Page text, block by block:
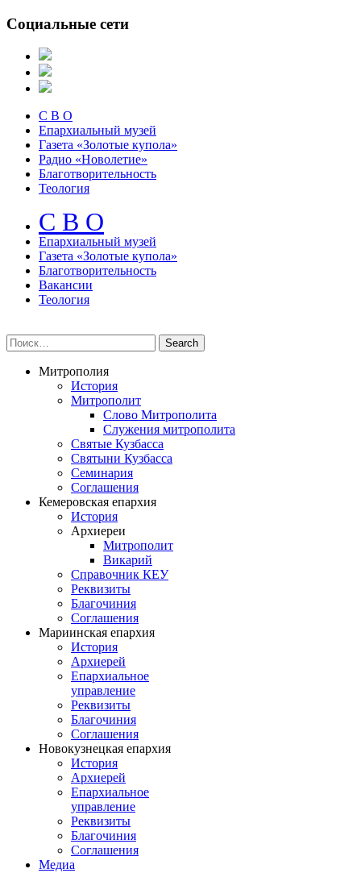
Социальные сети
С В О
Епархиальный музей
Газета «Золотые купола»
Радио «Новолетие»
Благотворительность
Теология
С В О
Епархиальный музeй
Газета «Золотые купола»
Благотворительность
Вакансии
Теология
Митрополия
История
Митрополит
Слово Митрополита
Служения митрополита
Святые Кузбасса
Святыни Кузбасса
Семинария
Соглашения
Кемеровская епархия
История
Архиереи
Митрополит
Викарий
Справочник КЕУ
Реквизиты
Благочиния
Соглашения
Мариинская епархия
История
Архиерей
Епархиальное
управление
Реквизиты
Благочиния
Соглашения
Новокузнецкая епархия
История
Архиерей
Епархиальное
управление
Реквизиты
Благочиния
Соглашения
Медиа